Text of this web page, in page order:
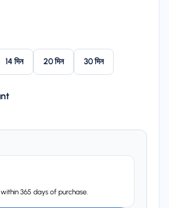
14 দিন 20 দিন 30 দিন
365 days of purchase.